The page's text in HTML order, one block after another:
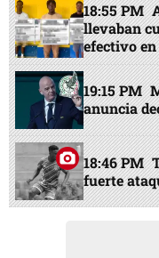
18:55 PM
llevaban
efectivo en
19:15 PM
anuncia
18:46 PM
fuerte